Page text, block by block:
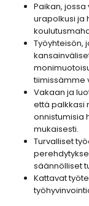
Paikan,
urapolkusi ja
Työyhteisön,
tiimissämme
Vakaan ja
että palkkasi
onnistumisia
mukaisesti.
Turvalliset
säännölliset
Kattavat